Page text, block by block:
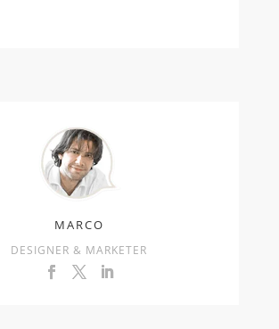
MARCO
DESIGNER & MARKETER